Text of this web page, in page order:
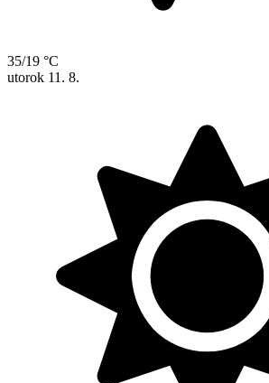
35/19 °C
utorok 11. 8.